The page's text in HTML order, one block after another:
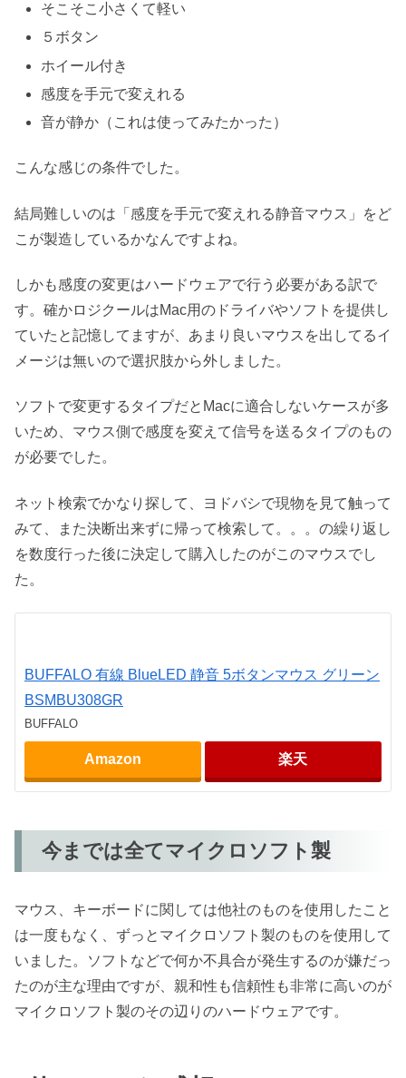
そこそこ小さくて軽い
５ボタン
ホイール付き
感度を手元で変えれる
音が静か（これは使ってみたかった）
こんな感じの条件でした。
結局難しいのは「感度を手元で変えれる静音マウス」をど
こが製造しているかなんですよね。
しかも感度の変更はハードウェアで行う必要がある訳で
す。確かロジクールはMac用のドライバやソフトを提供し
ていたと記憶してますが、あまり良いマウスを出してるイ
メージは無いので選択肢から外しました。
ソフトで変更するタイプだとMacに適合しないケースが多
いため、マウス側で感度を変えて信号を送るタイプのもの
が必要でした。
ネット検索でかなり探して、ヨドバシで現物を見て触って
みて、また決断出来ずに帰って検索して。。。の繰り返し
を数度行った後に決定して購入したのがこのマウスでし
た。
BUFFALO 有線 BlueLED 静音 5ボタンマウス グリーン
BSMBU308GR
BUFFALO
Amazon 楽天
今までは全てマイクロソフト製
マウス、キーボードに関しては他社のものを使用したこと
は一度もなく、ずっとマイクロソフト製のものを使用して
いました。ソフトなどで何か不具合が発生するのが嫌だっ
たのが主な理由ですが、親和性も信頼性も非常に高いのが
マイクロソフト製のその辺りのハードウェアです。